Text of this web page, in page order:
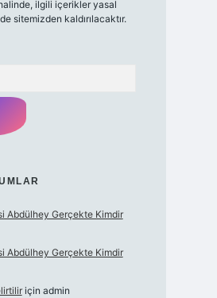
ilgili içerikler yasal
sitemizden kaldırılacaktır.
Abdülhey Gerçekte Kimdir
Abdülhey Gerçekte Kimdir
için admin